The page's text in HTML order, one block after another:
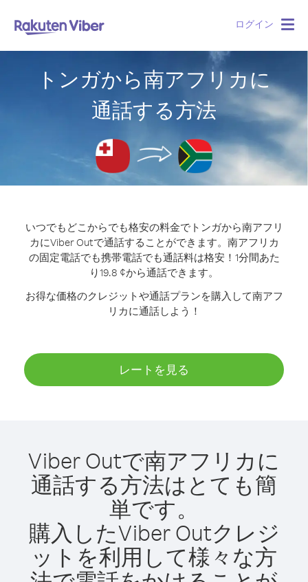
ログイン
トンガから南アフリカに
通話する方法
いつでもどこからでも格安の料金でトンガから南アフリ
カにViber Outで通話することができます。 南アフリカ
の固定電話でも携帯電話でも通話料は格安！1分間あた
り19.8 ¢から通話できます。
お得な価格のクレジットや通話プランを購入して南アフ
リカに通話しよう！
レートを見る
Viber Outで南アフリカに
通話する方法はとても簡
単です。
購入したViber Outクレジ
ットを利用して様々な方